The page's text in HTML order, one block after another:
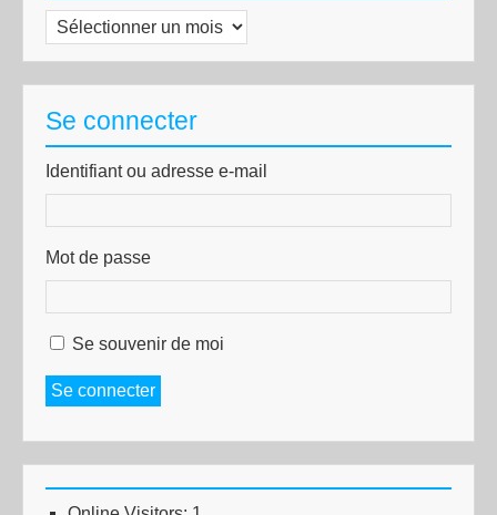
Archives
Se connecter
Identifiant ou adresse e-mail
Mot de passe
Se souvenir de moi
Se connecter